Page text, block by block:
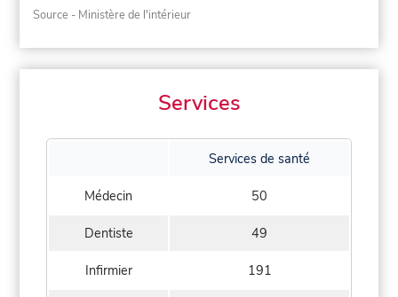
Source - Ministère de l'intérieur
Services
Services de santé
Médecin 50
Dentiste 49
Infirmier 191